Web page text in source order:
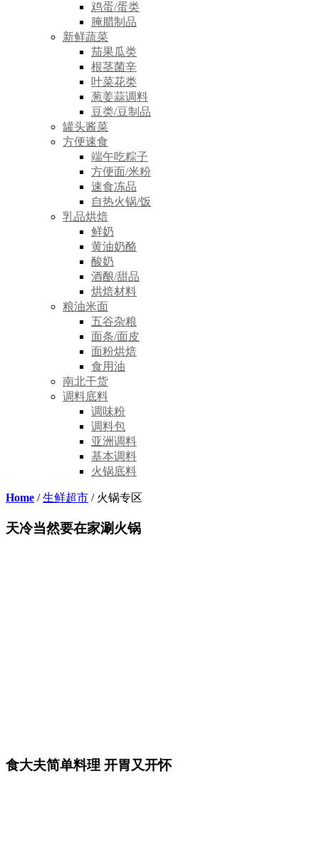
鸡蛋/蛋类
腌腊制品
新鲜蔬菜
茄果瓜类
根茎菌辛
叶菜花类
葱姜蒜调料
豆类/豆制品
罐头酱菜
方便速食
端午吃粽子
方便面/米粉
速食冻品
自热火锅/饭
乳品烘焙
鲜奶
黄油奶酪
酸奶
酒酿/甜品
烘焙材料
粮油米面
五谷杂粮
面条/面皮
面粉烘焙
食用油
南北干货
调料底料
调味粉
调料包
亚洲调料
基本调料
火锅底料
Home /生鲜超市 / 火锅专区
天冷当然要在家涮火锅
食大夫简单料理 开胃又开怀